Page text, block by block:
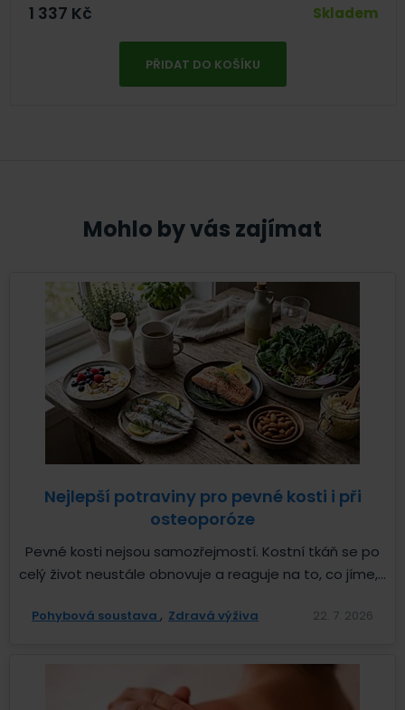
1 337 Kč Skladem
PŘIDAT DO KOŠÍKU
Mohlo by vás zajímat
Nejlepší potraviny pro pevné kosti i při
osteoporóze
Pevné kosti nejsou samozřejmostí. Kostní tkáň se po
celý život neustále obnovuje a reaguje na to, co jíme,...
Pohybová soustava Zdravá výživa 22. 7. 2026